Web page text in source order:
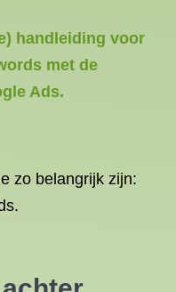
handleiding voor
met de
Ads.
zo belangrijk zijn: